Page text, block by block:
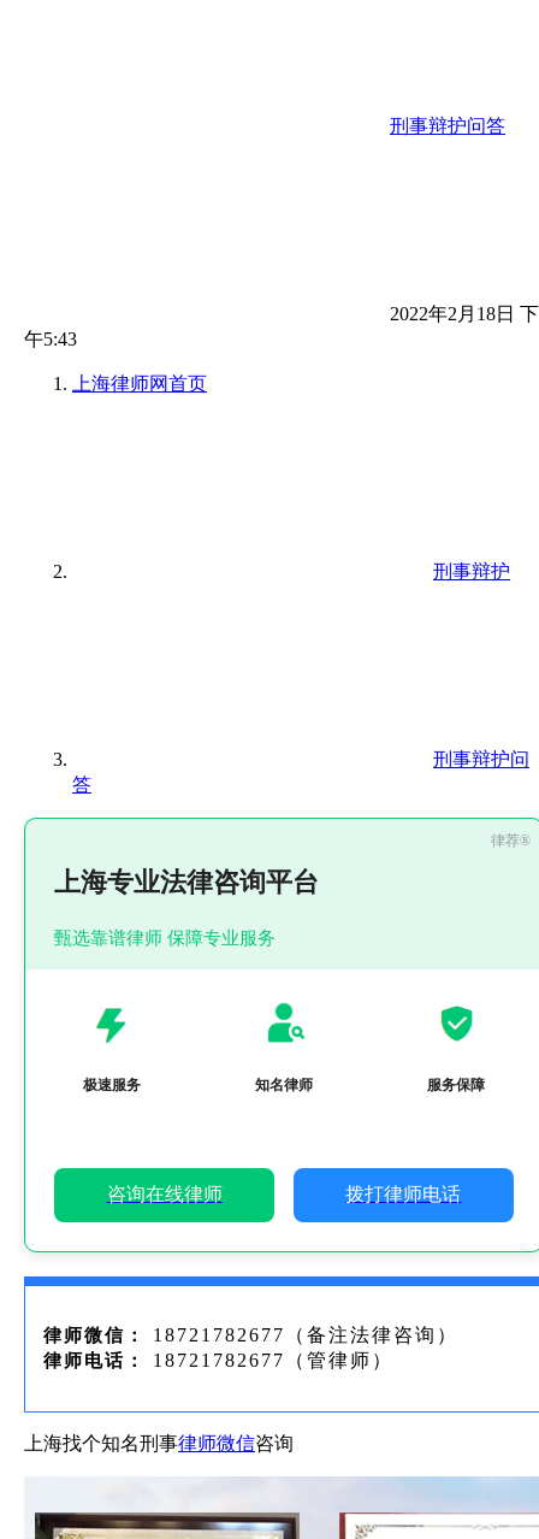
刑事辩护问答
2022年2月18日 下
午5:43
上海律师网首页
刑事辩护
刑事辩护问
答
上海专业法律咨询平台
甄选靠谱律师 保障专业服务
极速服务 知名律师 服务保障
咨询在线律师 拨打律师电话
律师微信： 18721782677（备注法律咨询）
律师电话： 18721782677（管律师）
上海找个知名刑事律师微信咨询